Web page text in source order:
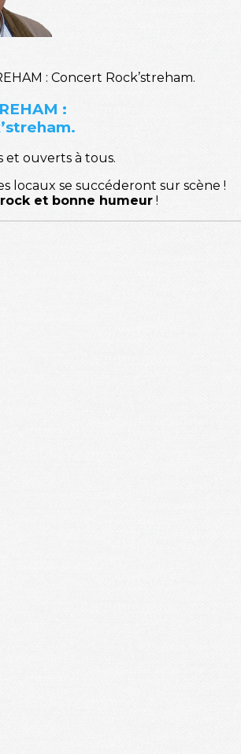
:
et ouverts à tous.
locaux se succéderont sur scène !
et bonne humeur !